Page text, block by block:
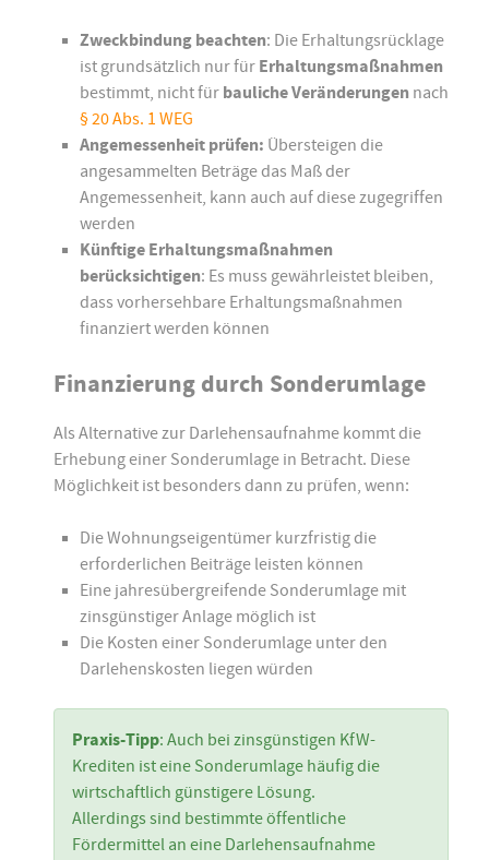
Zweckbindung beachten: Die Erhaltungsrücklage
ist grundsätzlich nur für Erhaltungsmaßnahmen
bestimmt, nicht für bauliche Veränderungen nach
§ 20 Abs. 1 WEG
Angemessenheit prüfen: Übersteigen die
angesammelten Beträge das Maß der
Angemessenheit, kann auch auf diese zugegriffen
werden
Künftige Erhaltungsmaßnahmen
berücksichtigen: Es muss gewährleistet bleiben,
dass vorhersehbare Erhaltungsmaßnahmen
finanziert werden können
Finanzierung durch Sonderumlage
Als Alternative zur Darlehensaufnahme kommt die
Erhebung einer Sonderumlage in Betracht. Diese
Möglichkeit ist besonders dann zu prüfen, wenn:
Die Wohnungseigentümer kurzfristig die
erforderlichen Beiträge leisten können
Eine jahresübergreifende Sonderumlage mit
zinsgünstiger Anlage möglich ist
Die Kosten einer Sonderumlage unter den
Darlehenskosten liegen würden
Praxis-Tipp: Auch bei zinsgünstigen KfW-
Krediten ist eine Sonderumlage häufig die
wirtschaftlich günstigere Lösung.
Allerdings sind bestimmte öffentliche
Fördermittel an eine Darlehensaufnahme